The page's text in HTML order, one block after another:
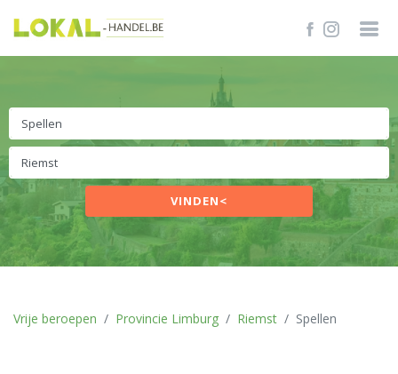
VINDEN<
Vrije beroepen Provincie Limburg Riemst Spellen